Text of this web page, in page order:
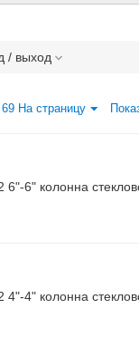
/ выход
69 На страницу
6"-6" колонна
4"-4" колонна